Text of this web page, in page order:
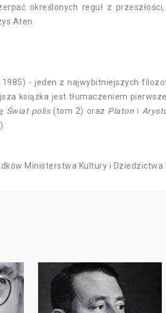
określonych reguł z
Aten.
1985) - jeden z najwybitniejszych
książka jest tłumaczeniem
Świat polis(tom 2) oraz Platon i
Ministerstwa Kultury i Dziedzictwa